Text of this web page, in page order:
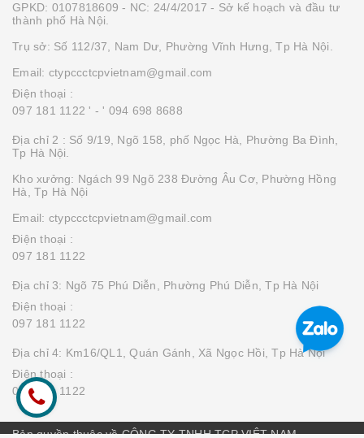
GPKD: 0107818609 - NC: 24/4/2017 - Sở kế hoạch và đầu tư
thành phố Hà Nội.
Trụ sở: Số 112/37, Nam Dư, Phường Vĩnh Hưng, Tp Hà Nội.
Email: ctypccctcpvietnam@gmail.com
Điện thoại :
097 181 1122 ' - ' 094 698 8688
Địa chỉ 2 : Số 9/19, Ngõ 158, phố Ngọc Hà, Phường Ba Đình,
Tp Hà Nội.
Kho xưởng: Ngách 99 Ngõ 238 Đường Âu Cơ, Phường Hồng
Hà, Tp Hà Nội
Email: ctypccctcpvietnam@gmail.com
Điện thoại :
097 181 1122
Địa chỉ 3: Ngõ 75 Phú Diễn, Phường Phú Diễn, Tp Hà Nội
Điện thoại :
097 181 1122
Địa chỉ 4: Km16/QL1, Quán Gánh, Xã Ngọc Hồi, Tp Hà Nội
Điện thoại :
097 181 1122
Bản quyền thuộc về CÔNG TY TNHH TCP VIỆT NAM